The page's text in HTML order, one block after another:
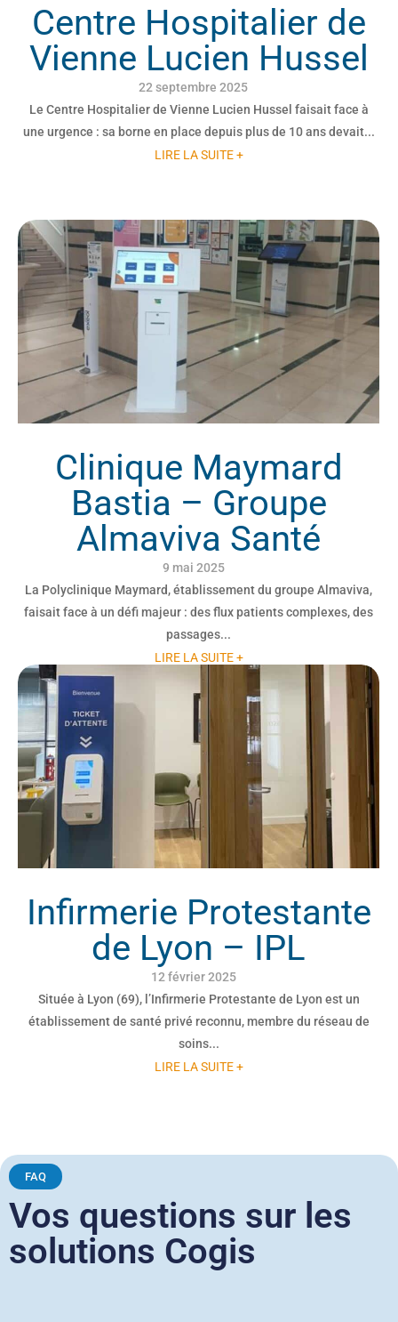
Centre Hospitalier de
Vienne Lucien Hussel
22 septembre 2025
Le Centre Hospitalier de Vienne Lucien Hussel faisait face à
une urgence : sa borne en place depuis plus de 10 ans devait...
LIRE LA SUITE +
Clinique Maymard
Bastia – Groupe
Almaviva Santé
9 mai 2025
La Polyclinique Maymard, établissement du groupe Almaviva,
faisait face à un défi majeur : des flux patients complexes, des
passages...
LIRE LA SUITE +
Infirmerie Protestante
de Lyon – IPL
12 février 2025
Située à Lyon (69), l’Infirmerie Protestante de Lyon est un
établissement de santé privé reconnu, membre du réseau de
soins...
LIRE LA SUITE +
FAQ
Vos questions sur les
solutions Cogis